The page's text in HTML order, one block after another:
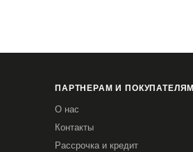
ПАРТНЕРАМ И ПОКУПАТЕЛЯМ
О нас
Контакты
Рассрочка и кредит